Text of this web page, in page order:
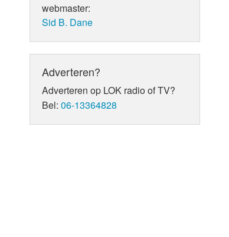
webmaster:
Sid B. Dane
Adverteren?
Adverteren op LOK radio of TV?
Bel:06-13364828